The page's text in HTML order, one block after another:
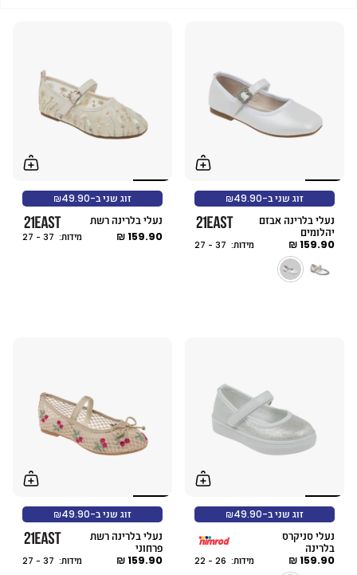
זוג שני ב-₪49.90
נעלי בלרינה אבזם
יהלומים
159.90 ₪
מידות: 37 - 27
זוג שני ב-₪49.90
נעלי בלרינה רשת
159.90 ₪
מידות: 37 - 27
זוג שני ב-₪49.90
נעלי סניקרס
בלרינה
159.90 ₪
מידות: 26 - 22
זוג שני ב-₪49.90
נעלי בלרינה רשת
פרחוני
159.90 ₪
מידות: 37 - 27